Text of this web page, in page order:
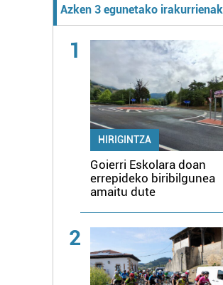
Azken 3 egunetako irakurrienak
1
HIRIGINTZA
Goierri Eskolara doan
errepideko biribilgunea
amaitu dute
2